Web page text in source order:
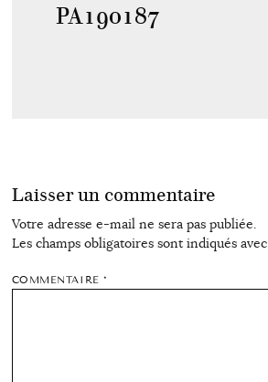
PA190187
Laisser un commentaire
Votre adresse e-mail ne sera pas publiée.
Les champs obligatoires sont indiqués avec
COMMENTAIRE*